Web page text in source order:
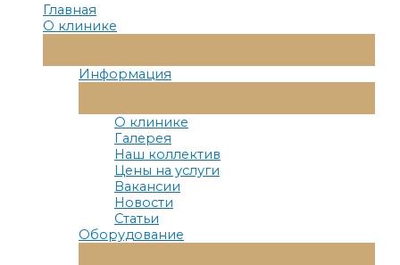
Главная
О клинике
Меню
Информация
Меню
О клинике
Галерея
Наш коллектив
Цены на услуги
Вакансии
Новости
Статьи
Оборудование